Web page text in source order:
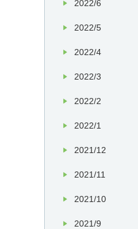
2022/6
2022/5
2022/4
2022/3
2022/2
2022/1
2021/12
2021/11
2021/10
2021/9